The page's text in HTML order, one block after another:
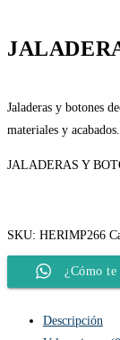
Jaladeras y botones
materiales y
JALADERAS Y
SKU: HERIMP266
¿Cómo te
Descripción